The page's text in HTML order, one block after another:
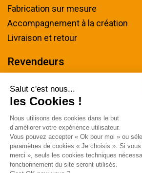
Fabrication sur mesure
Accompagnement à la création
Livraison et retour
Revendeurs
Nous contacter
Tel : 04 94 48 50 57
Écrivez-nous
Horaires & plan d'accès
Salut c'est nous...
les Cookies !
Nous utilisons des cookies dans le but
d’améliorer votre expérience utilisateur.
Vous pouvez accepter « Ok pour moi » ou
paramètres de cookies « Je choisis ». Si
merci », seuls les cookies techniques
fonctionnement du site seront utilisés.